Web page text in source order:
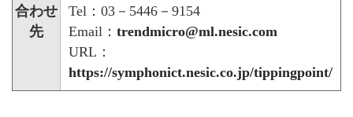
合わせ
先
Tel：03－5446－9154
Email： trendmicro@ml.nesic.com
URL：
https://symphonict.nesic.co.jp/tippingpoint/